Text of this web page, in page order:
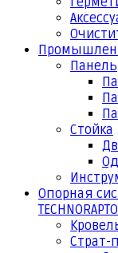
Панель
Стойка
Опорная
Страт-